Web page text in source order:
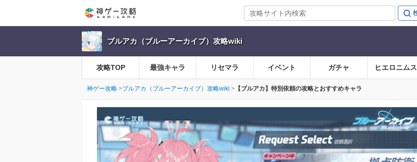
ブルアカ（ブルーアーカイブ）攻略wiki
攻略TOP 最強キャラ リセマラ イベント ガチャ ヒエロニムス
神ゲー攻略 ブルアカ（ブルーアーカイブ）攻略wiki 【ブルアカ】特別依頼の攻略とおすすめキャラ